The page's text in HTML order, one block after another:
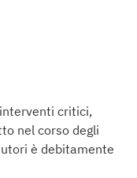
critici,
nel corso degli
è debitamente